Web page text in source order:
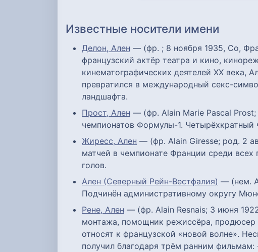
Известные носители имени
Делон, Ален — (фр. ; 8 ноября 1935, Со,
французский актёр театра и кино,
кинематографических деятелей XX века,
превратился в международный секс-
ландшафта.
Прост, Ален — (фр. Alain Marie Pascal
чемпионатов Формулы-1. Четырёхкратный
Жиресс, Ален — (фр. Alain Giresse; род. 2
матчей в чемпионате Франции среди
голов.
Ален (Северный Рейн-Вестфалия) — (нем.
Подчинён административному округу
Рене, Ален — (фр. Alain Resnais; 3 июня
монтажа, помощник режиссёра, продюсер
относят к французской «новой волне».
получил благодаря трём ранним